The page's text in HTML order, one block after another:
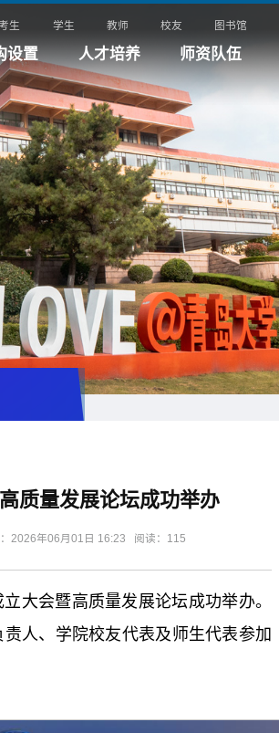
生 学生 教师 校友 图书馆
设置 人才培养 师资队伍
质量发展论坛成功举办
年06月01日 16:23 阅读： 115
大会暨高质量发展论坛成功举办。
人、学院校友代表及师生代表参加